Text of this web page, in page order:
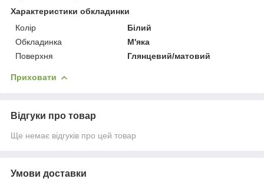
Характеристики обкладинки
Колір
Білий
Обкладинка
М'яка
Поверхня
Глянцевий/матовий
Приховати
Відгуки про товар
Ще немає відгуків про цей товар
Умови доставки